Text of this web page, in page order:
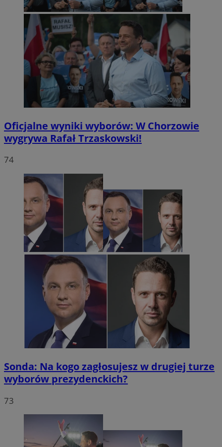
Oficjalne wyniki wyborów: W Chorzowie
wygrywa Rafał Trzaskowski!
74
Sonda: Na kogo zagłosujesz w drugiej turze
wyborów prezydenckich?
73